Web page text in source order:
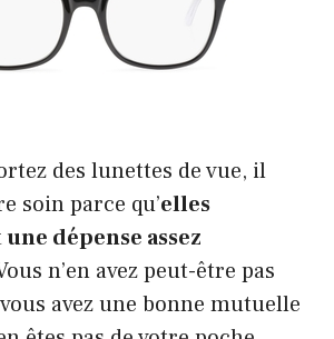
des lunettes de vue, il
soin parce qu’elles
dépense assez
n’en avez peut-être pas
avez une bonne mutuelle